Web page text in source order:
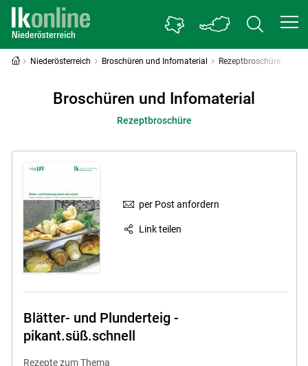
Niederösterreich Broschüren und Infomaterial Rezeptbroschüre
Broschüren und Infomaterial
Rezeptbroschüre
per Post anfordern
Link teilen
Blätter- und Plunderteig -
pikant.süß.schnell
Rezepte zum Thema